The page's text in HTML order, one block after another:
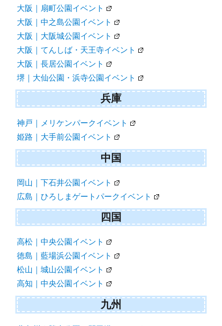
大阪｜扇町公園イベント
大阪｜中之島公園イベント
大阪｜大阪城公園イベント
大阪｜てんしば・天王寺イベント
大阪｜長居公園イベント
堺｜大仙公園・浜寺公園イベント
兵庫
神戸｜メリケンパークイベント
姫路｜大手前公園イベント
中国
岡山｜下石井公園イベント
広島｜ひろしまゲートパークイベント
四国
高松｜中央公園イベント
徳島｜藍場浜公園イベント
松山｜城山公園イベント
高知｜中央公園イベント
九州